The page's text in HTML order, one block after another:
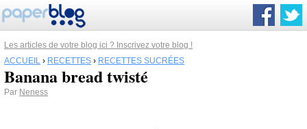
Les articles de votre blog ici ? Inscrivez votre blog !
ACCUEIL › RECETTES › RECETTES SUCRÉES
Banana bread twisté
Par Neness